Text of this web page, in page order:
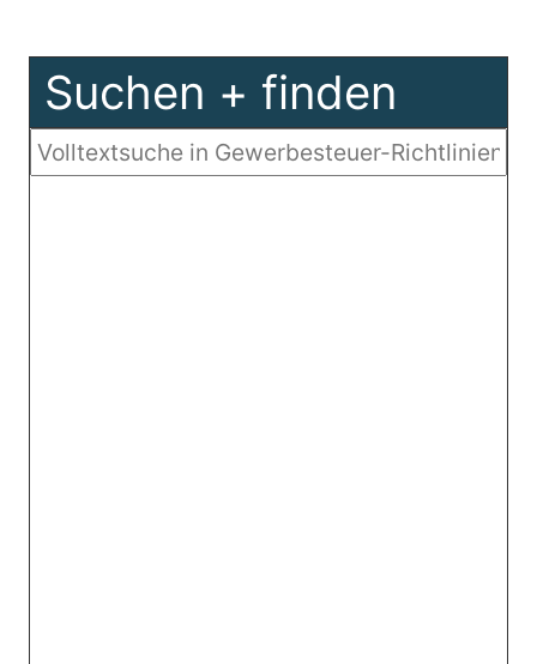
Suchen + finden